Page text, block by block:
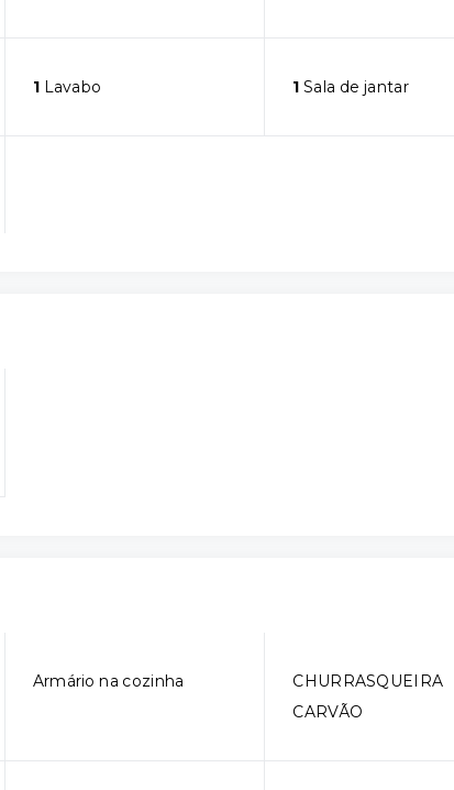
1Lavabo 1 Sala de jantar
Armário na cozinha
CHURRASQUEIRA
CARVÃO